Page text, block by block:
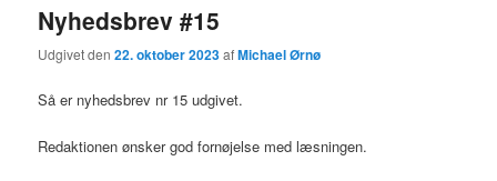
Nyhedsbrev #15
Udgivet den22. oktober 2023afMichael Ørnø
Så er nyhedsbrev nr 15 udgivet.
Redaktionen ønsker god fornøjelse med læsningen.